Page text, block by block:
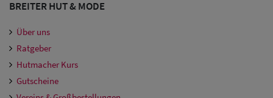
BREITER HUT & MODE
Über uns
Ratgeber
Hutmacher Kurs
Gutscheine